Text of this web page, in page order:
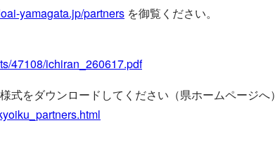
yamagata.jp/partners を御覧ください。
47108/ichiran_260617.pdf
式をダウンロードしてください（県ホームページへ）